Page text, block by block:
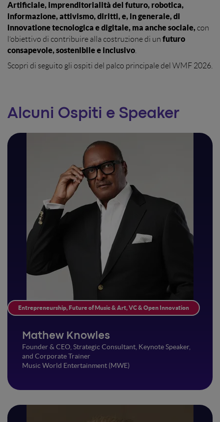
Artificiale, imprenditorialità del futuro, robotica,
informazione, attivismo, diritti, e, in generale, di
innovatione tecnologica e digitale, ma anche sociale,con
l’obiettivo di contribuire alla costruzione di un futuro
consapevole, sostenibile e inclusivo
Scopri di seguito gli ospiti del palco principale del WMF 2026.
Alcuni Ospiti e Speaker
Entrepreneurship, Future of Music & Art, VC & Open Innovation
Mathew Knowles
Founder & CEO, Strategic Consultant, Keynote Speaker,
and Corporate Trainer
Music World Entertainment (MWE)